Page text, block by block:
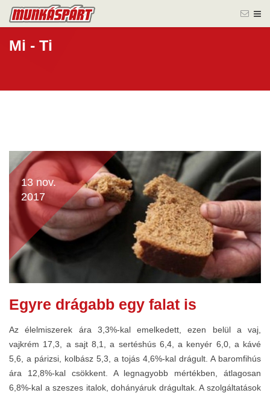
Mi - Ti
13 nov.
2017
Egyre drágabb egy falat is
Az élelmiszerek ára 3,3%-kal emelkedett, ezen belül a vaj,
vajkrém 17,3, a sajt 8,1, a sertéshús 6,4, a kenyér 6,0, a kávé
5,6, a párizsi, kolbász 5,3, a tojás 4,6%-kal drágult. A baromfihús
ára 12,8%-kal csökkent. A legnagyobb mértékben, átlagosan
6,8%-kal a szeszes italok, dohányáruk drágultak. A szolgáltatások